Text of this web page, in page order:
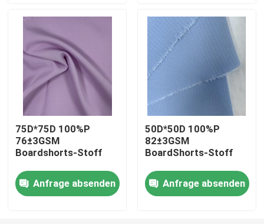
Qualitätskontrolle
Kontakt
Nachrichten
Alle Fälle
Polyester-Gedächtnis-Gewebe
75D*75D 100%P
76±3GSM
Boardshorts-Stoff
Anfrage absenden
50D*50D 100%P
82±3GSM
BoardShorts-Stoff
Anfrage absenden